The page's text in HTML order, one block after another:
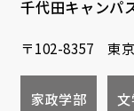
千代田キャンパ
〒102-8357 東
家政学部